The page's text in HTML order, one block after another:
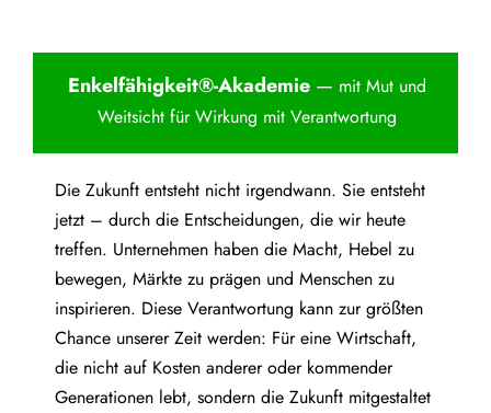
Enkelfähigkeit®-Akademie— mit Mut und
Weitsicht für Wirkung mit Verantwortung
Die Zukunft entsteht nicht irgendwann. Sie entsteht
jetzt – durch die Entscheidungen, die wir heute
treffen. Unternehmen haben die Macht, Hebel zu
bewegen, Märkte zu prägen und Menschen zu
inspirieren. Diese Verantwortung kann zur größten
Chance unserer Zeit werden: Für eine Wirtschaft,
die nicht auf Kosten anderer oder kommender
Generationen lebt, sondern die Zukunft mitgestaltet